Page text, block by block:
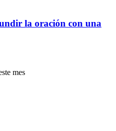
la oración con una
mes